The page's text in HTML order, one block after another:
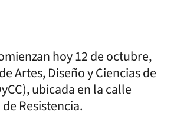
hoy 12 de octubre,
Artes, Diseño y Ciencias de
ubicada en la calle
Resistencia.